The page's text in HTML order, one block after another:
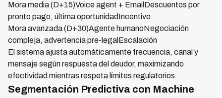
Mora media (D+15)Voice agent + EmailDescuentos por
pronto pago, última oportunidadIncentivo
Mora avanzada (D+30)Agente humanoNegociación
compleja, advertencia pre-legalEscalación
El sistema ajusta automáticamente frecuencia, canal y
mensaje según respuesta del deudor, maximizando
efectividad mientras respeta límites regulatorios.
Segmentación Predictiva con Machine